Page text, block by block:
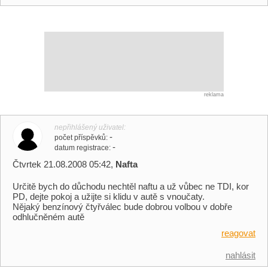
reklama
nepřihlášený uživatel
počet příspěvků -
datum registrace -
Čtvrtek 21.08.2008 05:42, Nafta
Určitě bych do důchodu nechtěl naftu a už vůbec ne TDI, kor
PD, dejte pokoj a užijte si klidu v autě s vnoučaty.
Nějaký benzínový čtyřválec bude dobrou volbou v dobře
odhlučněném autě
reagovat
nahlásit